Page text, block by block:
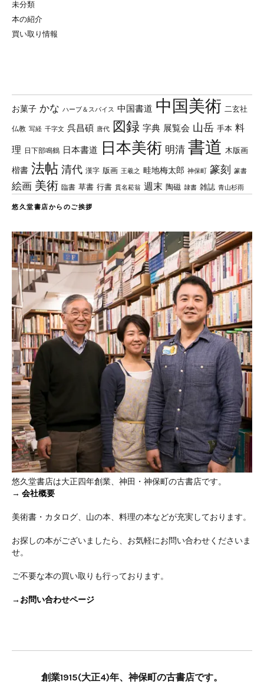
未分類
本の紹介
買い取り情報
お菓子 かな ハーブ＆スパイス 中国書道 中国美術 二玄社
仏教 写経 千字文 呉昌碩 唐代 図録 字典 展覧会 山岳 手本 料
理 日下部鳴鶴 日本書道 日本美術 明清 書道 木版画
楷書 法帖 清代 漢字 版画 王羲之 畦地梅太郎 神保町 篆刻 篆書
絵画 美術 臨書 草書 行書 貫名菘翁 週末 陶磁 隷書 雑誌 青山杉雨
悠久堂書店からのご挨拶
悠久堂書店は大正四年創業、神田・神保町の古書店です。
→ 会社概要
美術書・カタログ、山の本、料理の本などが充実しております。
お探しの本がございましたら、お気軽にお問い合わせくださいま
せ。
ご不要な本の買い取りも行っております。
→お問い合わせページ
創業1915(大正4)年、神保町の古書店です。